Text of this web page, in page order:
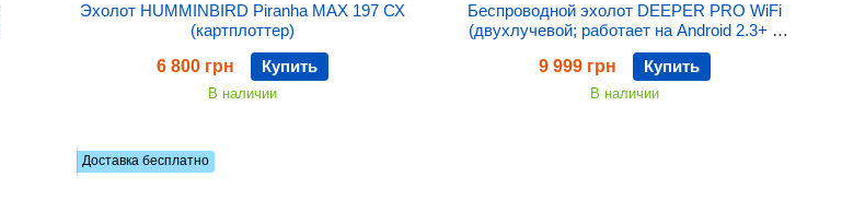
Эхолот HUMMINBIRD Piranha MAX 197 СХ
(картплоттер)
6 800 грн
Купить
В наличии
Беспроводной эхолот DEEPER PRO WiFi
(двухлучевой; работает на Android 2.3+ и
iOS 5.0+)
9 999 грн
Купить
В наличии
Доставка бесплатно